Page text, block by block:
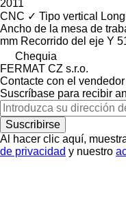
2011
CNC ✓ Tipo vertical
Ancho de la mesa de
mm Recorrido del eje Y
Chequia
FERMAT CZ s.r.o.
Contacte con el vendedor
Suscríbase para recibir
Suscribirse
Al hacer clic aquí,
de privacidad y nuestro